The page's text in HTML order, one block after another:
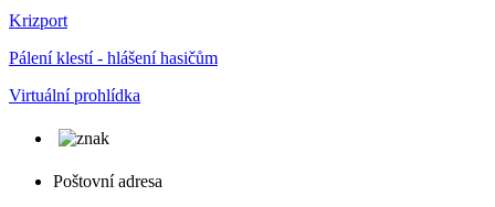
Krizport
Pálení klestí - hlášení hasičům
Virtuální prohlídka
Poštovní adresa